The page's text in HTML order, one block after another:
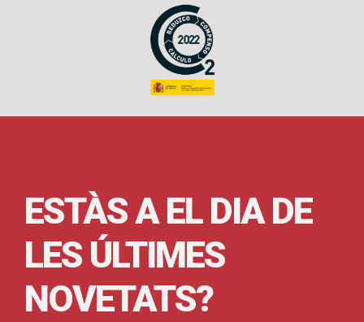
ESTÀS A EL DIA DE
LES ÚLTIMES
NOVETATS?